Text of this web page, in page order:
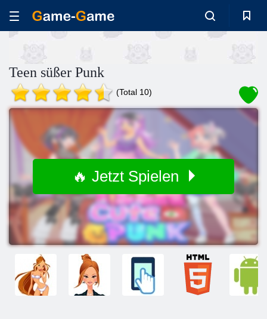
Teen süßer Punk
(Total 10)
🔥 Jetzt Spielen